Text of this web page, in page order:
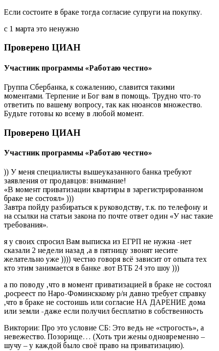
Если состоите в браке тогда согласие супруги на покупку.
с 1 марта это ненужно
Проверено ЦИАН
Участник программы «‎Работаю честно»
Группа Сбербанка, к сожалению, славится такими
моментами. Терпение и Бог вам в помощь. Трудно что-то
ответить по вашему вопросу, так как нюансов множество.
Будьте готовы ко всему в любой момент.
Проверено ЦИАН
Участник программы «‎Работаю честно»
)) У меня специалисты вышеуказанного банка требуют
заявления от продавцов: внимание!
«В момент приватизации квартиры в зарегистрированном
браке не состоял» )))
Завтра пойду разбираться к руководству, т.к. по телефону и
на ссылки на статьи закона по почте ответ один «У нас такие
требования».
я у своих спросил Вам выписка из ЕГРП не нужна -нет
сказали 2 недели назад ,а в пятницу звонят несите
желательно уже )))) честно говоря всё зависит от опыта тех
кто этим занимается в банке .вот ВТБ 24 это шоу )))
а по поводу ,что в момент приватизацией в браке не состоял
,росреест по Наро-Фоминсккому р/н давно требует справку
,что в браке не состоишь или согласие НА ДАРЕНИЕ дома
или земли -даже если получил бесплатно в собственность
Виктории: Про это условие СБ: Это ведь не «строгость», а
невежество. Позорище… (Хоть три жены одновременно –
шучу – у каждой было своё право на приватизацию).